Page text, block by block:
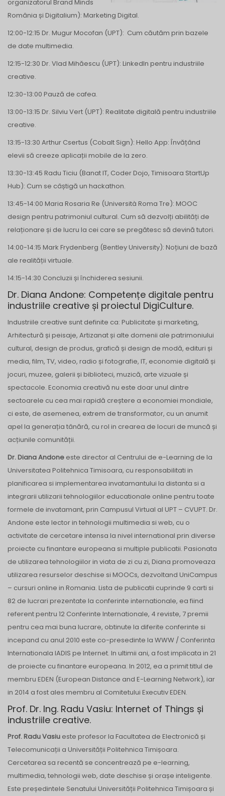
organizatorul Brand Minds
România și Digitalium): Marketing Digital.
12:00-12:15 Dr. Mugur Mocofan (UPT): Cum căutăm prin bazele
de date multimedia.
12:15-12:30 Dr. Vlad Mihăescu (UPT): LinkedIn pentru industriile
creative.
12:30-13:00 Pauză de cafea.
13:00-13:15 Dr. Silviu Vert (UPT): Realitate digitală pentru industriile
creative.
13:15-13:30 Arthur Csertus (Cobalt Sign): Hello App: Învățând
elevii să creeze aplicații mobile de la zero.
13:30-13:45 Radu Ticiu (Banat IT, Coder Dojo, Timisoara StartUp
Hub): Cum se câștigă un hackathon.
13:45-14:00 Maria Rosaria Re (Università Roma Tre): MOOC
design pentru patrimoniul cultural. Cum să dezvolți abilități de
relaționare și de lucru la cei care se pregătesc să devină tutori.
14:00-14:15 Mark Frydenberg (Bentley University): Noțiuni de bază
ale realității virtuale.
14:15-14:30 Concluzii și închiderea sesiunii.
Dr. Diana Andone: Competențe digitale pentru
industriile creative și proiectul DigiCulture.
Industriile creative sunt definite ca: Publicitate și marketing,
Arhitectură și peisaje, Artizanat și alte domenii ale patrimoniului
cultural, design de produs, grafică și design de modă, edituri și
media, film, TV, video, radio și fotografie, IT, economie digitală și
jocuri, muzee, galerii și biblioteci, muzică, arte vizuale și
spectacole. Economia creativă nu este doar unul dintre
sectoarele cu cea mai rapidă creștere a economiei mondiale,
ci este, de asemenea, extrem de transformator, cu un anumit
apel la generația tânără, cu rol in crearea de locuri de muncă și
acțiunile comunității.
Dr. Diana Andone este director al Centrului de e-Learning de la
Universitatea Politehnica Timisoara, cu responsabilitati in
planificarea si implementarea invatamantului la distanta si a
integrarii utilizarii tehnologiilor educationale online pentru toate
formele de invatamant, prin Campusul Virtual al UPT – CVUPT. Dr.
Andone este lector in tehnologii multimedia si web, cu o
activitate de cercetare intensa la nivel international prin diverse
proiecte cu finantare europeana si multiple publicatii. Pasionata
de utilizarea tehnologiilor in viata de zi cu zi, Diana promoveaza
utilizarea resurselor deschise si MOOCs, dezvoltand UniCampus
– cursuri online in Romania. Lista de publicatii cuprinde 9 carti si
82 de lucrari prezentate la conferinte internationale, ea fiind
referent pentru 12 Conferinte Internationale, 4 reviste, 7 premii
pentru cea mai buna lucrare, obtinute la diferite conferinte si
incepand cu anul 2010 este co-presedinte la WWW / Conferinta
Internationala IADIS pe Internet. In ultimii ani, a fost implicata in 21
de proiecte cu finantare europeana. In 2012, ea a primit titlul de
membru EDEN (European Distance and E-Learning Network), iar
in 2014 a fost ales membru al Comitetului Executiv EDEN.
Prof. Dr. Ing. Radu Vasiu: Internet of Things și
industriile creative.
Prof. Radu Vasiu este profesor la Facultatea de Electronică și
Telecomunicații a Universității Politehnica Timișoara.
Cercetarea sa recentă se concentrează pe e-learning,
multimedia, tehnologii web, date deschise și orașe inteligente.
Este președintele Senatului Universității Politehnica Timișoara și